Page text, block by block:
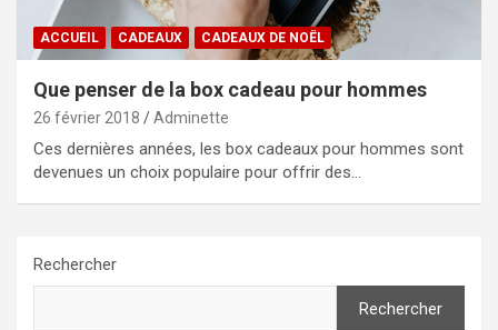
ACCUEIL CADEAUX CADEAUX DE NOËL
Que penser de la box cadeau pour hommes
26 février 2018 Adminette
Ces dernières années, les box cadeaux pour hommes sont
devenues un choix populaire pour offrir des…
Rechercher
Rechercher